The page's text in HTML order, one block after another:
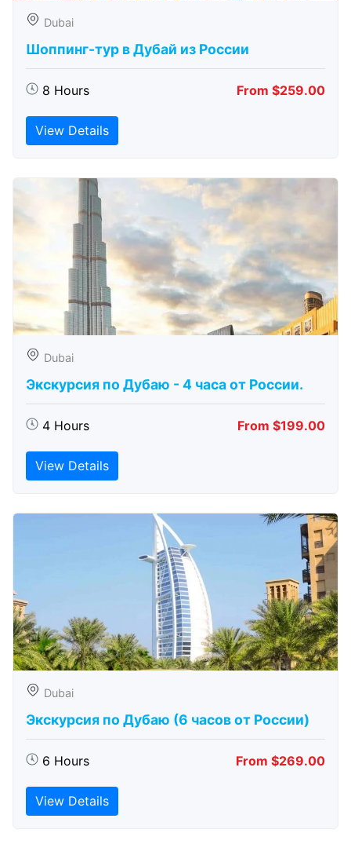
Dubai
Шоппинг-тур в Дубай из России
8 Hours From $259.00
View Details
Dubai
Экскурсия по Дубаю - 4 часа от России.
4 Hours From $199.00
View Details
Dubai
Экскурсия по Дубаю (6 часов от России)
6 Hours From $269.00
View Details